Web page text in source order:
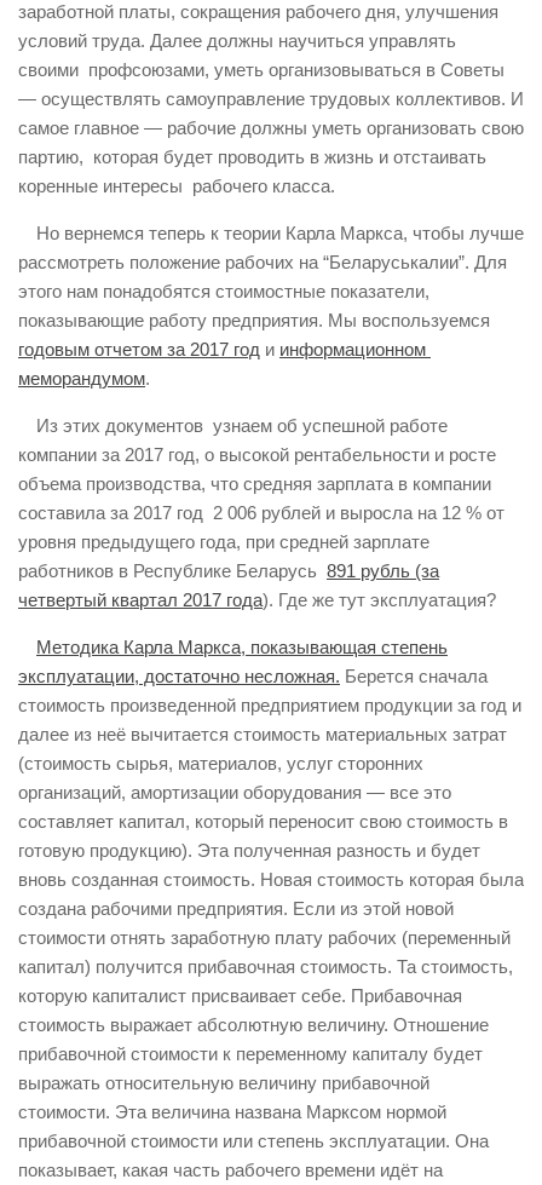
заработной платы, сокращения рабочего дня, улучшения
условий труда. Далее должны научиться управлять
своими профсоюзами, уметь организовываться в Советы
— осуществлять самоуправление трудовых коллективов. И
самое главное — рабочие должны уметь организовать свою
партию, которая будет проводить в жизнь и отстаивать
коренные интересы рабочего класса.
Но вернемся теперь к теории Карла Маркса, чтобы лучше
рассмотреть положение рабочих на “Беларуськалии”. Для
этого нам понадобятся стоимостные показатели,
показывающие работу предприятия. Мы воспользуемся
годовым отчетом за 2017 год и информационном
меморандумом.
Из этих документов узнаем об успешной работе
компании за 2017 год, о высокой рентабельности и росте
объема производства, что средняя зарплата в компании
составила за 2017 год 2 006 рублей и выросла на 12 % от
уровня предыдущего года, при средней зарплате
работников в Республике Беларусь 891 рубль (за
четвертый квартал 2017 года). Где же тут эксплуатация?
Методика Карла Маркса, показывающая степень
эксплуатации, достаточно несложная. Берется сначала
стоимость произведенной предприятием продукции за год и
далее из неё вычитается стоимость материальных затрат
(стоимость сырья, материалов, услуг сторонних
организаций, амортизации оборудования — все это
составляет капитал, который переносит свою стоимость в
готовую продукцию). Эта полученная разность и будет
вновь созданная стоимость. Новая стоимость которая была
создана рабочими предприятия. Если из этой новой
стоимости отнять заработную плату рабочих (переменный
капитал) получится прибавочная стоимость. Та стоимость,
которую капиталист присваивает себе. Прибавочная
стоимость выражает абсолютную величину. Отношение
прибавочной стоимости к переменному капиталу будет
выражать относительную величину прибавочной
стоимости. Эта величина названа Марксом нормой
прибавочной стоимости или степень эксплуатации. Она
показывает, какая часть рабочего времени идёт на